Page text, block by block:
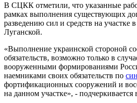
В СЦКК отметили, что указанные
рамках выполнения существующих
разведению сил и средств на участке
Луганской.
«Выполнение украинской стороной
обязательств, возможно только в
вооруженными формированиями
наемниками своих обязательств по
фортификационных сооружений и
на данном участке», -